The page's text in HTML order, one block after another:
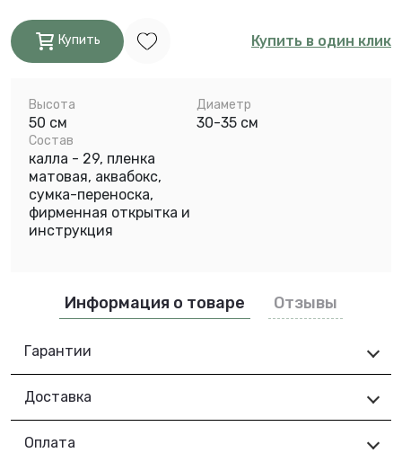
Купить Купить в один клик
Высота
50 см
Диаметр
30-35 см
Состав
калла - 29, пленка
матовая, аквабокс,
сумка-переноска,
фирменная открытка и
инструкция
Информация о товаре Отзывы
Гарантии
Доставка
Оплата